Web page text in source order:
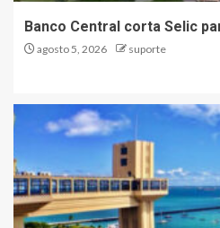
Banco Central corta Selic
agosto 5, 2026 suporte